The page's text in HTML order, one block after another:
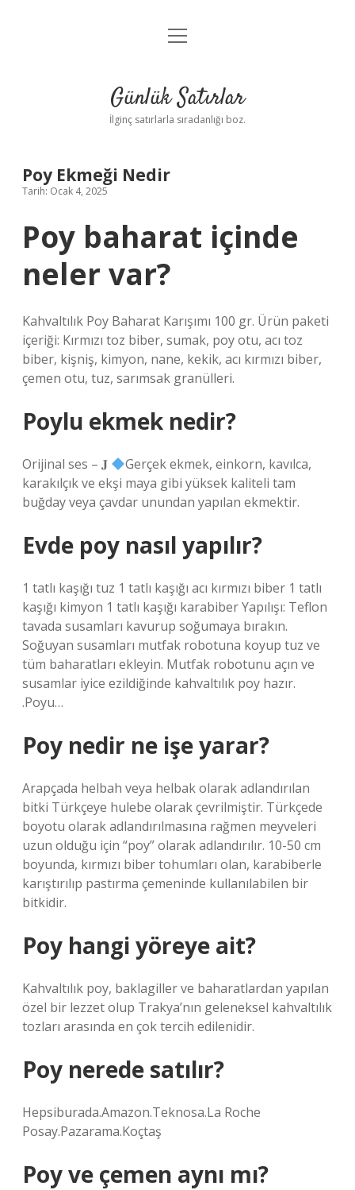
Anasayfa
Yasal Uyarı
menüyü
Günlük Satırlar
İlginç satırlarla sıradanlığı boz.
Poy Ekmeği Nedir
Tarih: Ocak 4, 2025
Poy baharat içinde
neler var?
Kahvaltılık Poy Baharat Karışımı 100 gr. Ürün paketi
içeriği: Kırmızı toz biber, sumak, poy otu, acı toz
biber, kişniş, kimyon, nane, kekik, acı kırmızı biber,
çemen otu, tuz, sarımsak granülleri.
Poylu ekmek nedir?
Orijinal ses – 𝐉
Gerçek ekmek, einkorn, kavılca,
karakılçık ve ekşi maya gibi yüksek kaliteli tam
buğday veya çavdar unundan yapılan ekmektir.
Evde poy nasıl yapılır?
1 tatlı kaşığı tuz 1 tatlı kaşığı acı kırmızı biber 1 tatlı
kaşığı kimyon 1 tatlı kaşığı karabiber Yapılışı: Teflon
tavada susamları kavurup soğumaya bırakın.
Soğuyan susamları mutfak robotuna koyup tuz ve
tüm baharatları ekleyin. Mutfak robotunu açın ve
susamlar iyice ezildiğinde kahvaltılık poy hazır.
.Poyu…
Poy nedir ne işe yarar?
Arapçada helbah veya helbak olarak adlandırılan
bitki Türkçeye hulebe olarak çevrilmiştir. Türkçede
boyotu olarak adlandırılmasına rağmen meyveleri
uzun olduğu için “poy” olarak adlandırılır. 10-50 cm
boyunda, kırmızı biber tohumları olan, karabiberle
karıştırılıp pastırma çemeninde kullanılabilen bir
bitkidir.
Poy hangi yöreye ait?
Kahvaltılık poy, baklagiller ve baharatlardan yapılan
özel bir lezzet olup Trakya’nın geleneksel kahvaltılık
tozları arasında en çok tercih edilenidir.
Poy nerede satılır?
Hepsiburada.Amazon.Teknosa.La Roche
Posay.Pazarama.Koçtaş
Poy ve çemen aynı mı?